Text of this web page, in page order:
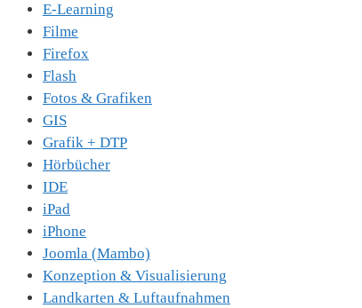
E-Learning
Filme
Firefox
Flash
Fotos & Grafiken
GIS
Grafik + DTP
Hörbücher
IDE
iPad
iPhone
Joomla (Mambo)
Konzeption & Visualisierung
Landkarten & Luftaufnahmen